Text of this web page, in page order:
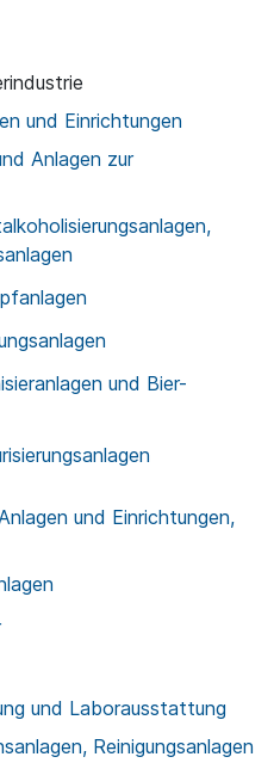
und Einrichtungen
Anlagen zur
und Bier-
und Einrichtungen,
und Laborausstattung
Reinigungsanlagen